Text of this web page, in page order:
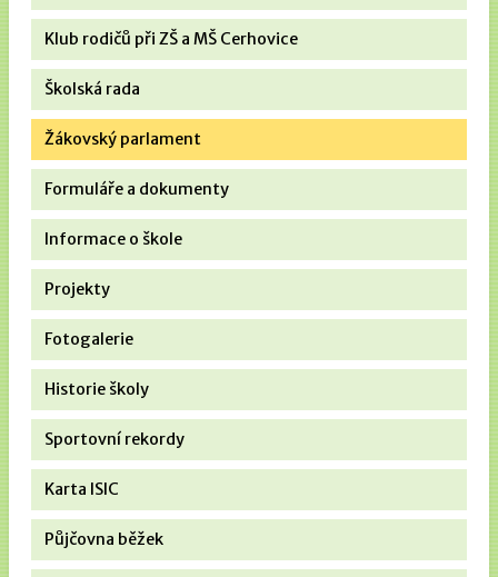
Klub rodičů při ZŠ a MŠ Cerhovice
Školská rada
Žákovský parlament
Formuláře a dokumenty
Informace o škole
Projekty
Fotogalerie
Historie školy
Sportovní rekordy
Karta ISIC
Půjčovna běžek